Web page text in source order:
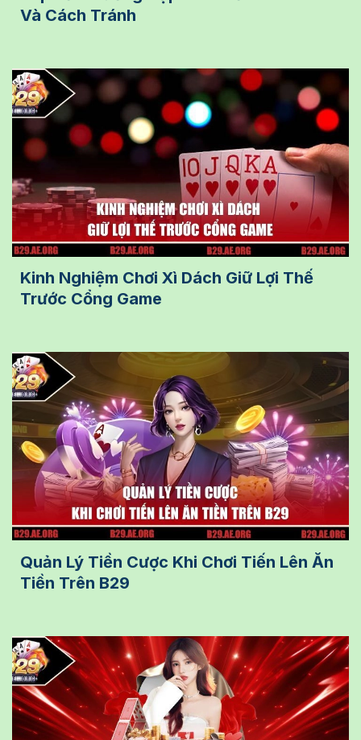
Và Cách Tránh
Kinh Nghiệm Chơi Xì Dách Giữ Lợi Thế
Trước Cổng Game
Quản Lý Tiền Cược Khi Chơi Tiến Lên Ăn
Tiền Trên B29